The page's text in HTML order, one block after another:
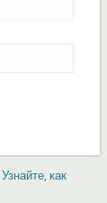
Узнайте, как